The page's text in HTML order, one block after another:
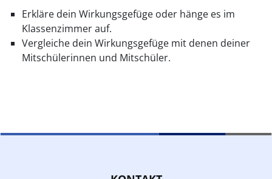
Erkläre dein Wirkungsgefüge oder hänge es im
Klassenzimmer auf.
Vergleiche dein Wirkungsgefüge mit denen deiner
Mitschülerinnen und Mitschüler.